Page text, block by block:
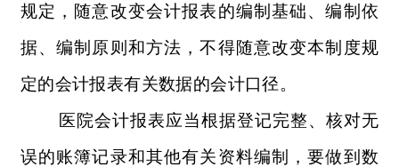
规定，随意改变会计报表的编制基础、编制依
据、编制原则和方法，不得随意改变本制度规
定的会计报表有关数据的会计口径。
医院会计报表应当根据登记完整、核对无
误的账簿记录和其他有关资料编制，要做到数